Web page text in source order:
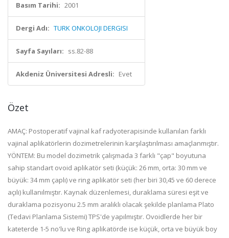
Basım Tarihi: 2001
Dergi Adı: TURK ONKOLOJI DERGISI
Sayfa Sayıları: ss.82-88
Akdeniz Üniversitesi Adresli: Evet
Özet
AMAÇ: Postoperatif vajinal kaf radyoterapisinde kullanılan farklı
vajinal aplikatörlerin dozimetrelerinin karşılaştırılması amaçlanmıştır.
YÖNTEM: Bu model dozimetrik çalışmada 3 farklı "çap" boyutuna
sahip standart ovoid aplikatör seti (küçük: 26 mm, orta: 30 mm ve
büyük: 34 mm çaplı) ve ring aplikatör seti (her biri 30,45 ve 60 derece
açılı) kullanılmıştır. Kaynak düzenlemesi, duraklama süresi eşit ve
duraklama pozisyonu 2.5 mm aralıklı olacak şekilde planlama Plato
(Tedavi Planlama Sistemi) TPS'de yapılmıştır. Ovoidlerde her bir
kateterde 1-5 no'lu ve Ring aplikatörde ise küçük, orta ve büyük boy